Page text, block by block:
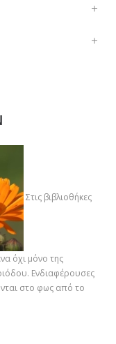
Στις βιβλιοθήκες
όχι μόνο της
Ενδιαφέρουσες
στο φως από το